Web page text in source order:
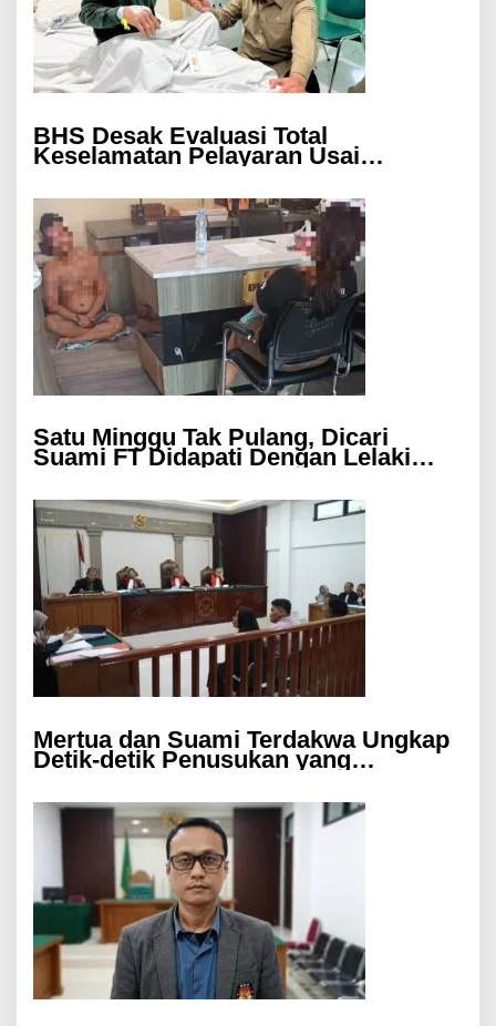
BHS Desak Evaluasi Total
Keselamatan Pelayaran Usai
Kebakaran KM Mutiara Sentosa 2
Satu Minggu Tak Pulang, Dicari
Suami FT Didapati Dengan Lelaki
Mertua dan Suami Terdakwa Ungkap
Detik-detik Penusukan yang
Tewaskan Asep di Kertapati